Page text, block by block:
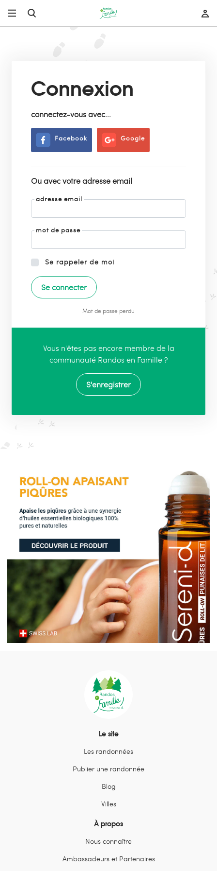
Connexion
connectez-vous avec...
Facebook Google
Ou avec votre adresse email
adresse email
mot de passe
Se rappeler de moi
Mot de passe perdu
Vous n'êtes pas encore membre de la
communauté Randos en Famille ?
S'enregistrer
Le site
Les randonnées
Publier une randonnée
Blog
Villes
À propos
Nous connaître
Ambassadeurs et Partenaires